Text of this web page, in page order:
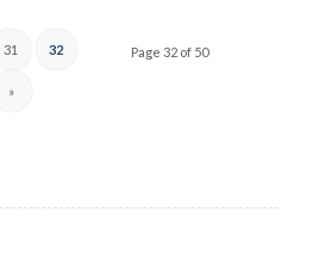
Page 32 of 50
31 32
»